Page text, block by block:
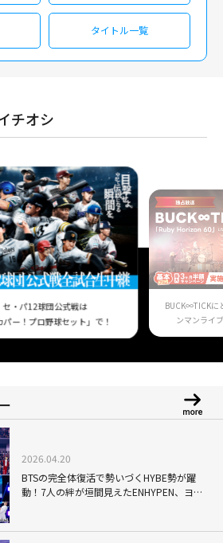
タイトル一覧
チオシ
セ・パ12球団公式戦は
パー！プロ野球セット」で！
BUCK∞TICKに
ンマンライ
2026.04.20
BTSの完全体復活で勢いづくHYBE勢が躍
動！7人の絆が垣間見えたENHYPEN、ヨン
る"国立競技場"の熱狂